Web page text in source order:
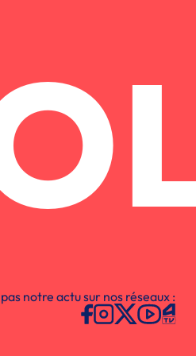
notre actu sur nos réseaux :